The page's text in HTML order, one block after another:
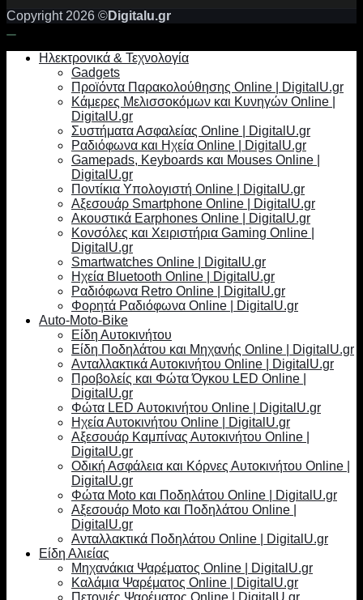
Copyright 2026 ©Digitalu.gr
Ηλεκτρονικά & Τεχνολογία
Gadgets
Προϊόντα Παρακολούθησης Online | DigitalU.gr
Κάμερες Μελισσοκόμων και Κυνηγών Online |
DigitalU.gr
Συστήματα Ασφαλείας Online | DigitalU.gr
Ραδιόφωνα και Ηχεία Online | DigitalU.gr
Gamepads, Keyboards και Mouses Online |
DigitalU.gr
Ποντίκια Υπολογιστή Online | DigitalU.gr
Αξεσουάρ Smartphone Online | DigitalU.gr
Ακουστικά Earphones Online | DigitalU.gr
Κονσόλες και Χειριστήρια Gaming Online |
DigitalU.gr
Smartwatches Online | DigitalU.gr
Ηχεία Bluetooth Online | DigitalU.gr
Ραδιόφωνα Retro Online | DigitalU.gr
Φορητά Ραδιόφωνα Online | DigitalU.gr
Auto-Moto-Bike
Είδη Αυτοκινήτου
Είδη Ποδηλάτου και Μηχανής Online | DigitalU.gr
Ανταλλακτικά Αυτοκινήτου Online | DigitalU.gr
Προβολείς και Φώτα Όγκου LED Online |
DigitalU.gr
Φώτα LED Αυτοκινήτου Online | DigitalU.gr
Ηχεία Αυτοκινήτου Online | DigitalU.gr
Αξεσουάρ Καμπίνας Αυτοκινήτου Online |
DigitalU.gr
Οδική Ασφάλεια και Κόρνες Αυτοκινήτου Online |
DigitalU.gr
Φώτα Moto και Ποδηλάτου Online | DigitalU.gr
Αξεσουάρ Moto και Ποδηλάτου Online |
DigitalU.gr
Ανταλλακτικά Ποδηλάτου Online | DigitalU.gr
Είδη Αλιείας
Μηχανάκια Ψαρέματος Online | DigitalU.gr
Καλάμια Ψαρέματος Online | DigitalU.gr